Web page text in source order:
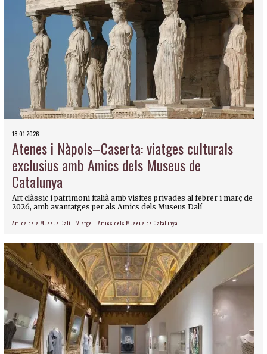
18.01.2026
Atenes i Nàpols–Caserta: viatges culturals
exclusius amb Amics dels Museus de
Catalunya
Art clàssic i patrimoni italià amb visites privades al febrer i març de
2026, amb avantatges per als Amics dels Museus Dalí
Amics dels Museus Dalí Viatge Amics dels Museus de Catalunya